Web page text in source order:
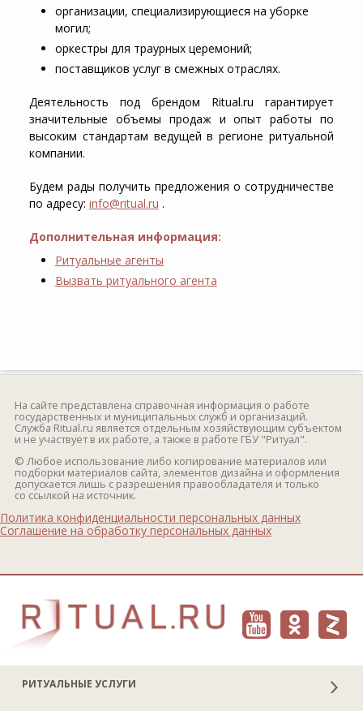
организации, специализирующиеся на уборке
могил;
оркестры для траурных церемоний;
поставщиков услуг в смежных отраслях.
Деятельность под брендом Ritual.ru гарантирует
значительные объемы продаж и опыт работы по
высоким стандартам ведущей в регионе ритуальной
компании.
Будем рады получить предложения о сотрудничестве
по адресу: info@ritual.ru .
Дополнительная информация:
Ритуальные агенты
Вызвать ритуального агента
РИТУАЛЬНЫЕ УСЛУГИ
На сайте представлена справочная информация о работе
государственных и муниципальных служб и организаций.
Служба Ritual.ru является отдельным хозяйствующим субъектом
и не участвует в их работе, а также в работе ГБУ "Ритуал".
© Любое использование либо копирование материалов или
подборки материалов сайта, элементов дизайна и оформления
допускается лишь с разрешения правообладателя и только
со ссылкой на источник.
Политика конфиденциальности персональных данных
Соглашение на обработку персональных данных